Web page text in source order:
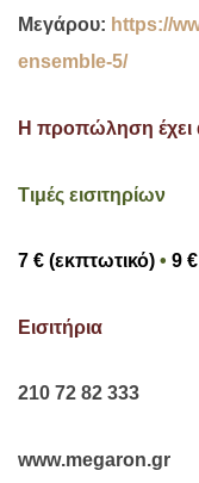
Μεγάρου: https://
ensemble-5/
Η προπώληση έχει
Τιμές εισιτηρίων
7 € (εκπτωτικό) • 9 €
Εισιτήρια
210 72 82 333
www.megaron.gr